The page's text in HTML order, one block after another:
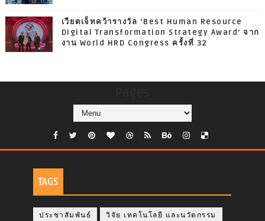
เวียตเจ็ทคว้ารางวัล ‘Best Human Resource
Digital Transformation Strategy Award’ จาก
งาน World HRD Congress ครั้งที่ 32
TAGS
ประชาสัมพันธ์ วิจัย เทคโนโลยี และนวัตกรรม